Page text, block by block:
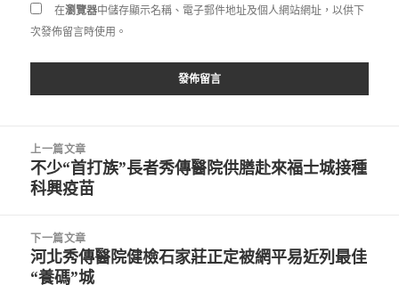
在瀏覽器中儲存顯示名稱、電子郵件地址及個人網站網址，以供下
次發佈留言時使用。
上一篇文章
上
一
文
章:
不少“首打族”長者秀傳醫院供膳赴來福士城接種
科興疫苗
下一篇文章
下
一
河北秀傳醫院健檢石家莊正定被網平易近列最佳
“養碼”城